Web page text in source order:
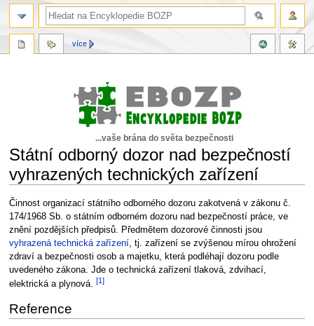
...vaše brána do světa bezpečnosti
Státní odborný dozor nad bezpečností
vyhrazených technických zařízení
Skočit
na
navigaci
Skočit
na
vyhledávání
Činnost organizací státního odborného dozoru zakotvená v zákonu č.
174/1968 Sb. o státním odborném dozoru nad bezpečností práce, ve
znění pozdějších předpisů. Předmětem dozorové činnosti jsou
vyhrazená technická zařízení, tj. zařízení se zvýšenou mírou ohrožení
zdraví a bezpečnosti osob a majetku, která podléhají dozoru podle
uvedeného zákona. Jde o technická zařízení tlaková, zdvihací,
elektrická a plynová. [1]
Reference
více